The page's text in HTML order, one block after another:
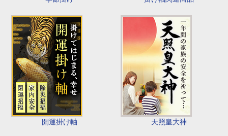
開運掛け軸 天照皇大神